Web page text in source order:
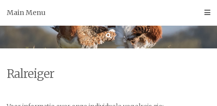
Main Menu
Ralreiger